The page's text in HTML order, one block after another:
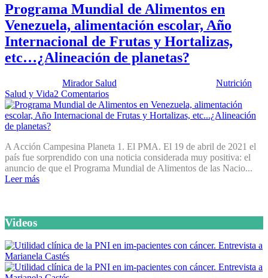
Programa Mundial de Alimentos en
Venezuela, alimentación escolar, Año
Internacional de Frutas y Hortalizas,
etc…¿Alineación de planetas?
Mirador Salud Nutrición
Salud y Vida2 Comentarios
A Acción Campesina Planeta 1. El PMA. El 19 de abril de 2021 el
país fue sorprendido con una noticia considerada muy positiva: el
anuncio de que el Programa Mundial de Alimentos de las Nacio...
Leer más
Videos